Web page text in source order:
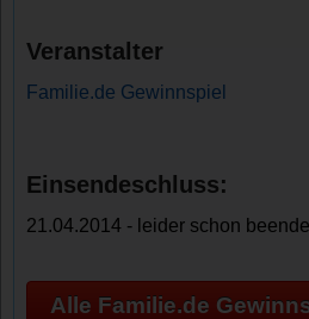
Veranstalter
Familie.de Gewinnspiel
Einsendeschluss:
21.04.2014 - leider schon
Alle Familie.de